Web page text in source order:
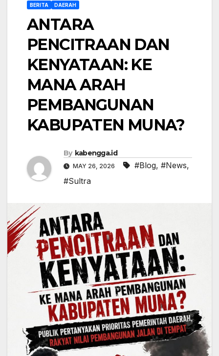
BERITA DAERAH
ANTARA
PENCITRAAN DAN
KENYATAAN: KE
MANA ARAH
PEMBANGUNAN
KABUPATEN MUNA?
By kabengga.id
MAY 26, 2026 #Blog, #News,
#Sultra